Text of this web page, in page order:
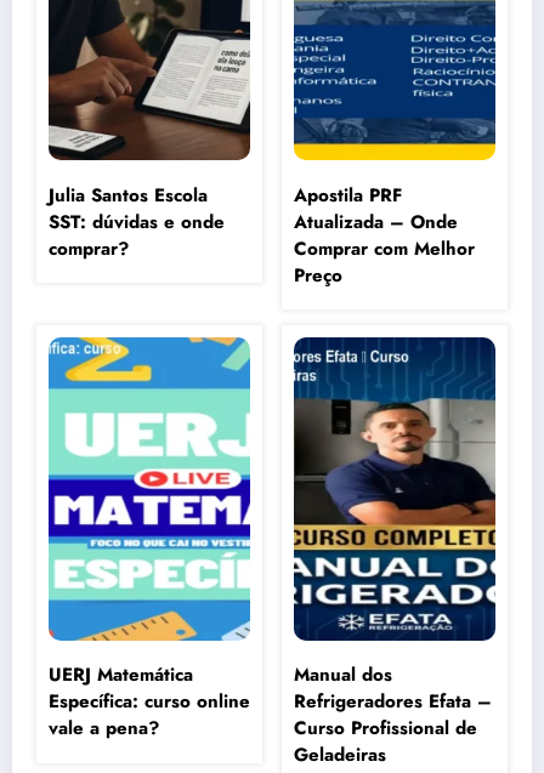
Julia Santos Escola
SST: dúvidas e onde
comprar?
Apostila PRF
Atualizada – Onde
Comprar com Melhor
Preço
UERJ Matemática
Específica: curso online
vale a pena?
Manual dos
Refrigeradores Efata –
Curso Profissional de
Geladeiras